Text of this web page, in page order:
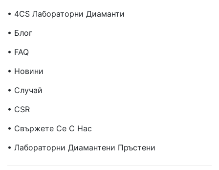
• 4CS Лабораторни Диаманти
• Блог
• FAQ
• Новини
• Случай
• CSR
• Свържете Се С Нас
• Лабораторни Диамантени Пръстени